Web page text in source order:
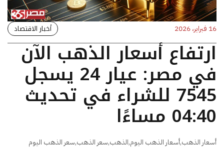
16 فبراير، 2026 أخبار الاقتصاد
ارتفاع أسعار الذهب الآن
في مصر: عيار 24 يسجل
7545 للشراء في تحديث
04:40 مساءًا
أسعار الذهب,أسعار الذهب اليوم,الذهب,سعر الذهب,سعر الذهب اليوم